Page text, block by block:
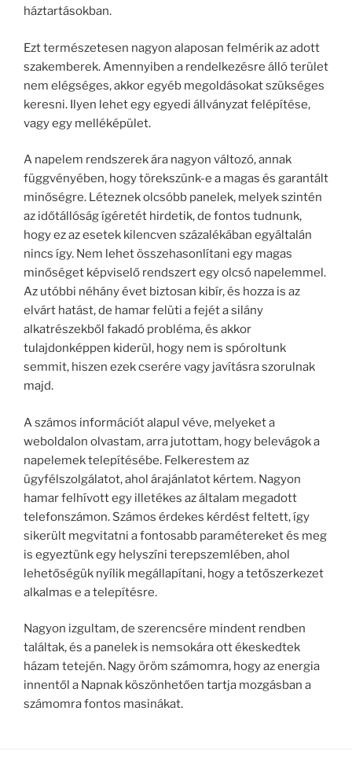
háztartásokban.
Ezt természetesen nagyon alaposan felmérik az adott
szakemberek. Amennyiben a rendelkezésre álló terület
nem elégséges, akkor egyéb megoldásokat szükséges
keresni. Ilyen lehet egy egyedi állványzat felépítése,
vagy egy melléképület.
A napelem rendszerek ára nagyon változó, annak
függvényében, hogy törekszünk-e a magas és garantált
minőségre. Léteznek olcsóbb panelek, melyek szintén
az időtállóság ígéretét hirdetik, de fontos tudnunk,
hogy ez az esetek kilencven százalékában egyáltalán
nincs így. Nem lehet összehasonlítani egy magas
minőséget képviselő rendszert egy olcsó napelemmel.
Az utóbbi néhány évet biztosan kibír, és hozza is az
elvárt hatást, de hamar felüti a fejét a silány
alkatrészekből fakadó probléma, és akkor
tulajdonképpen kiderül, hogy nem is spóroltunk
semmit, hiszen ezek cserére vagy javításra szorulnak
majd.
A számos információt alapul véve, melyeket a
weboldalon olvastam, arra jutottam, hogy belevágok a
napelemek telepítésébe. Felkerestem az
ügyfélszolgálatot, ahol árajánlatot kértem. Nagyon
hamar felhívott egy illetékes az általam megadott
telefonszámon. Számos érdekes kérdést feltett, így
sikerült megvitatni a fontosabb paramétereket és meg
is egyeztünk egy helyszíni terepszemlében, ahol
lehetőségük nyílik megállapítani, hogy a tetőszerkezet
alkalmas e a telepítésre.
Nagyon izgultam, de szerencsére mindent rendben
találtak, és a panelek is nemsokára ott ékeskedtek
házam tetején. Nagy öröm számomra, hogy az energia
innentől a Napnak köszönhetően tartja mozgásban a
számomra fontos masinákat.